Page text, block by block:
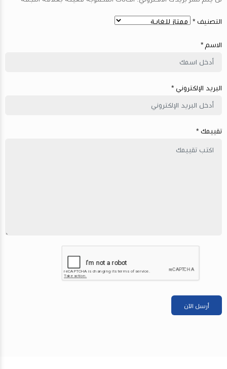
التصنيف *
الاسم *
البريد الإلكتروني *
تقييمك *
أرسل الآن